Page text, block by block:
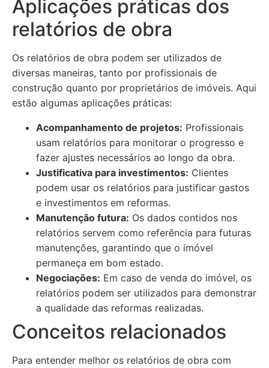
Aplicações práticas dos
relatórios de obra
Os relatórios de obra podem ser utilizados de
diversas maneiras, tanto por profissionais de
construção quanto por proprietários de imóveis. Aqui
estão algumas aplicações práticas:
Acompanhamento de projetos: Profissionais
usam relatórios para monitorar o progresso e
fazer ajustes necessários ao longo da obra.
Justificativa para investimentos: Clientes
podem usar os relatórios para justificar gastos
e investimentos em reformas.
Manutenção futura: Os dados contidos nos
relatórios servem como referência para futuras
manutenções, garantindo que o imóvel
permaneça em bom estado.
Negociações: Em caso de venda do imóvel, os
relatórios podem ser utilizados para demonstrar
a qualidade das reformas realizadas.
Conceitos relacionados
Para entender melhor os relatórios de obra com